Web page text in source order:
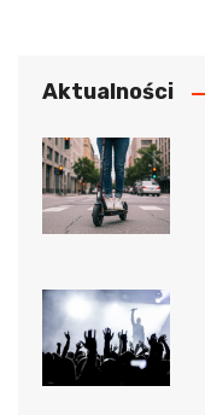
Aktualności